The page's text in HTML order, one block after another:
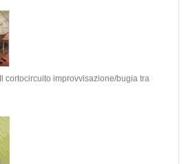
cortocircuito improvvisazione/bugia tra